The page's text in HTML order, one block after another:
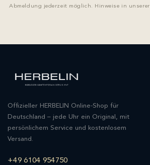
Abmeldung jederzeit möglich. Hinweise in unserer
Offizieller HERBELIN Online-Shop für
Deutschland – jede Uhr ein Original, mit
persönlichem Service und kostenlosem
Versand.
+49 6104 954750